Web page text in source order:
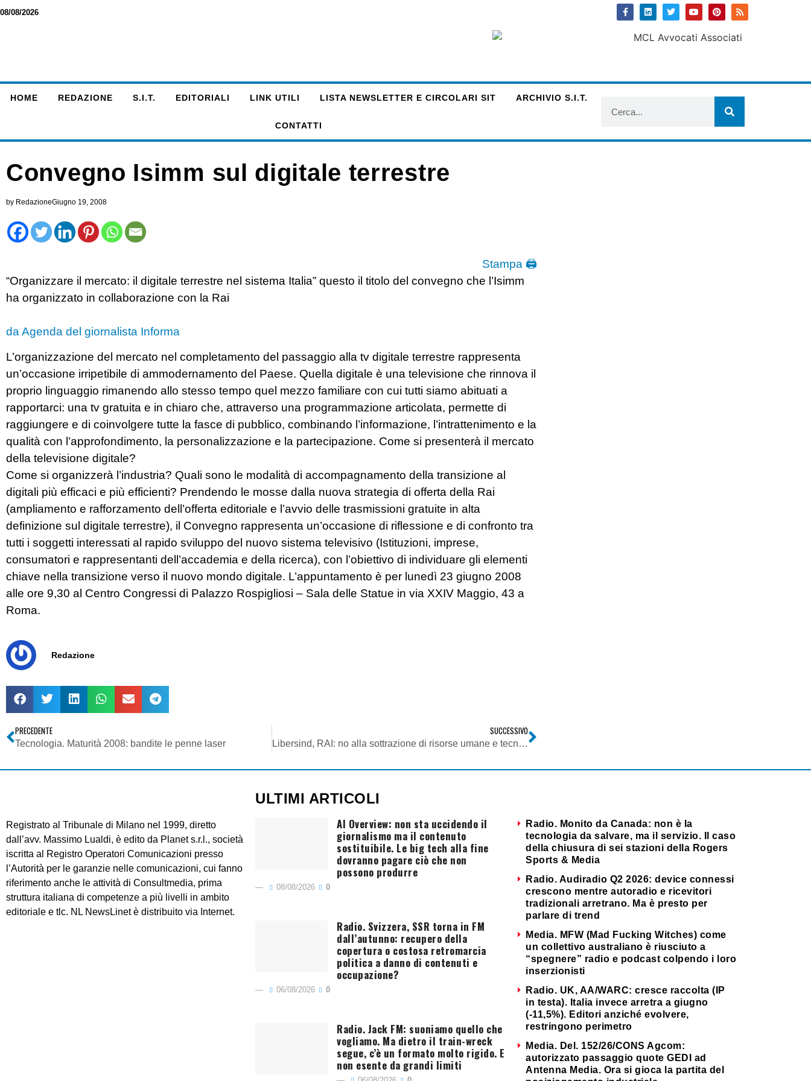
08/08/2026
HOME REDAZIONE S.I.T. EDITORIALI LINK UTILI LISTA NEWSLETTER E CIRCOLARI SIT ARCHIVIO S.I.T.
CONTATTI
Convegno Isimm sul digitale terrestre
by RedazioneGiugno 19, 2008
Stampa 🖨
“Organizzare il mercato: il digitale terrestre nel sistema Italia” questo il titolo del convegno che l’Isimm
ha organizzato in collaborazione con la Rai
da Agenda del giornalista Informa
L’organizzazione del mercato nel completamento del passaggio alla tv digitale terrestre rappresenta
un’occasione irripetibile di ammodernamento del Paese. Quella digitale è una televisione che rinnova il
proprio linguaggio rimanendo allo stesso tempo quel mezzo familiare con cui tutti siamo abituati a
rapportarci: una tv gratuita e in chiaro che, attraverso una programmazione articolata, permette di
raggiungere e di coinvolgere tutte la fasce di pubblico, combinando l’informazione, l’intrattenimento e la
qualità con l’approfondimento, la personalizzazione e la partecipazione. Come si presenterà il mercato
della televisione digitale?
Come si organizzerà l’industria? Quali sono le modalità di accompagnamento della transizione al
digitali più efficaci e più efficienti? Prendendo le mosse dalla nuova strategia di offerta della Rai
(ampliamento e rafforzamento dell’offerta editoriale e l’avvio delle trasmissioni gratuite in alta
definizione sul digitale terrestre), il Convegno rappresenta un’occasione di riflessione e di confronto tra
tutti i soggetti interessati al rapido sviluppo del nuovo sistema televisivo (Istituzioni, imprese,
consumatori e rappresentanti dell’accademia e della ricerca), con l’obiettivo di individuare gli elementi
chiave nella transizione verso il nuovo mondo digitale. L’appuntamento è per lunedì 23 giugno 2008
alle ore 9,30 al Centro Congressi di Palazzo Rospigliosi – Sala delle Statue in via XXIV Maggio, 43 a
Roma.
Redazione
PRECEDENTE
Tecnologia. Maturità 2008: bandite le penne laser
SUCCESSIVO
Libersind, RAI: no alla sottrazione di risorse umane e tecnologiche dalla Sicilia per Milano
Registrato al Tribunale di Milano nel 1999, diretto
dall’avv. Massimo Lualdi, è edito da Planet s.r.l., società
iscritta al Registro Operatori Comunicazioni presso
l’Autorità per le garanzie nelle comunicazioni, cui fanno
riferimento anche le attività di Consultmedia, prima
struttura italiana di competenze a più livelli in ambito
editoriale e tlc. NL NewsLinet è distribuito via Internet.
ULTIMI ARTICOLI
AI Overview: non sta uccidendo il
giornalismo ma il contenuto
sostituibile. Le big tech alla fine
dovranno pagare ciò che non
possono produrre
08/08/2026 0
Radio. Svizzera, SSR torna in FM
dall’autunno: recupero della
copertura o costosa retromarcia
politica a danno di contenuti e
occupazione?
06/08/2026 0
Radio. Jack FM: suoniamo quello che
vogliamo. Ma dietro il train-wreck
segue, c’è un formato molto rigido. E
non esente da grandi limiti
Radio. Monito da Canada: non è la
tecnologia da salvare, ma il servizio. Il caso
della chiusura di sei stazioni della Rogers
Sports & Media
Radio. Audiradio Q2 2026: device connessi
crescono mentre autoradio e ricevitori
tradizionali arretrano. Ma è presto per
parlare di trend
Media. MFW (Mad Fucking Witches) come
un collettivo australiano è riusciuto a
“spegnere” radio e podcast colpendo i loro
inserzionisti
Radio. UK, AA/WARC: cresce raccolta (IP
in testa). Italia invece arretra a giugno
(-11,5%). Editori anziché evolvere,
restringono perimetro
Media. Del. 152/26/CONS Agcom:
autorizzato passaggio quote GEDI ad
Antenna Media. Ora si gioca la partita del